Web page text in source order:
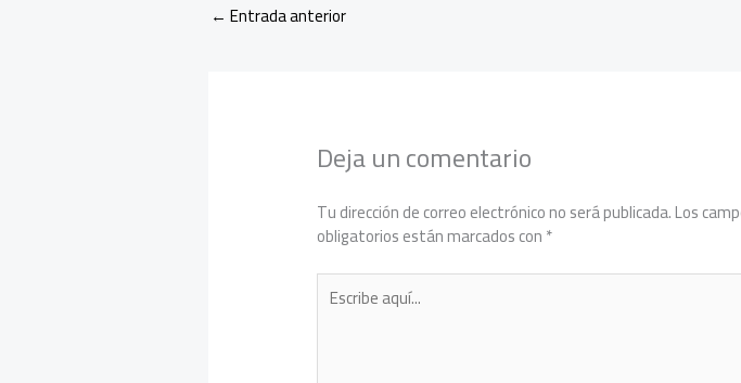
← Entrada anterior
Deja un comentario
Tu dirección de correo electrónico no será publicada.Los
obligatorios están marcados con*
Escribe
aquí...